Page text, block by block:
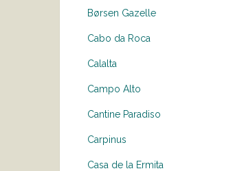
Børsen Gazelle
Cabo da Roca
Calalta
Campo Alto
Cantine Paradiso
Carpinus
Casa de la Ermita